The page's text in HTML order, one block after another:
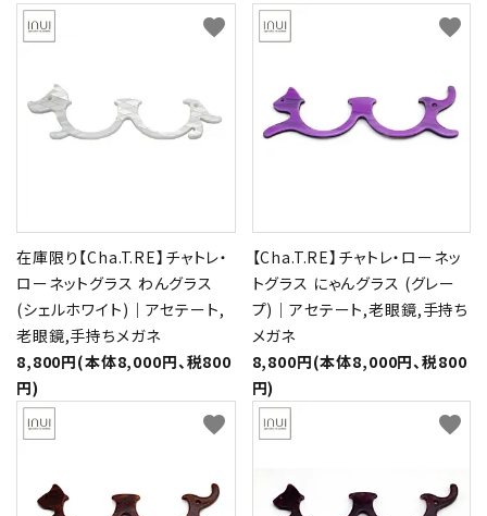
在庫限り【Cha.T.RE】チャトレ・
ローネットグラス わんグラス
(シェルホワイト)｜アセテート,
老眼鏡,手持ちメガネ
8,800円(本体8,000円、税800
円)
favorite
【Cha.T.RE】チャトレ・ローネッ
トグラス にゃんグラス (グレー
プ)｜アセテート,老眼鏡,手持ち
メガネ
8,800円(本体8,000円、税800
円)
favorite
favorite favorite